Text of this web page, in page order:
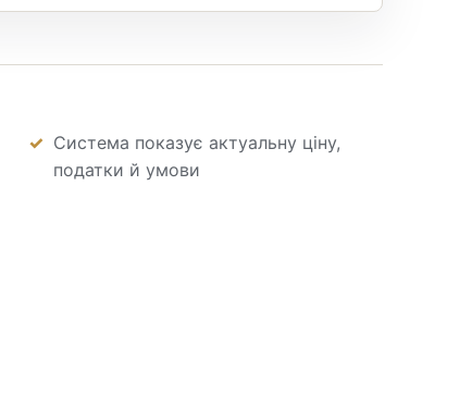
Система показує актуальну ціну,
податки й умови